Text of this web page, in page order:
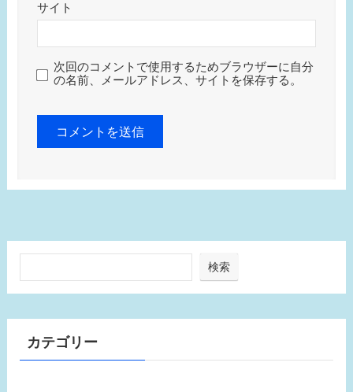
サイト
次回のコメントで使用するためブラウザーに自分
の名前、メールアドレス、サイトを保存する。
検索
カテゴリー